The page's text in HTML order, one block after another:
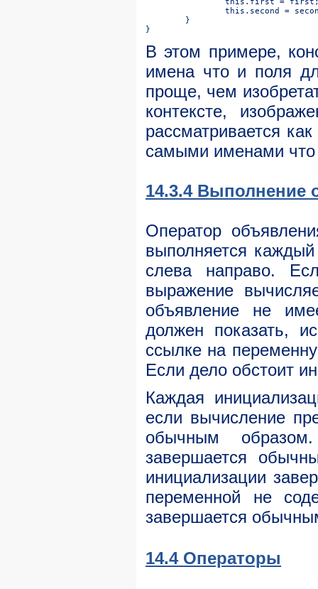
В этом примере,
имена что и поля
проще, чем
контексте,
рассматривается
самыми именами что
14.3.4 Выполнение
Оператор
выполняется
слева направо.
выражение
объявление не
должен показать,
ссылке на
Если дело обстоит
Каждая
если вычисление
обычным
завершается
инициализации
переменной не
завершается
14.4 Операторы